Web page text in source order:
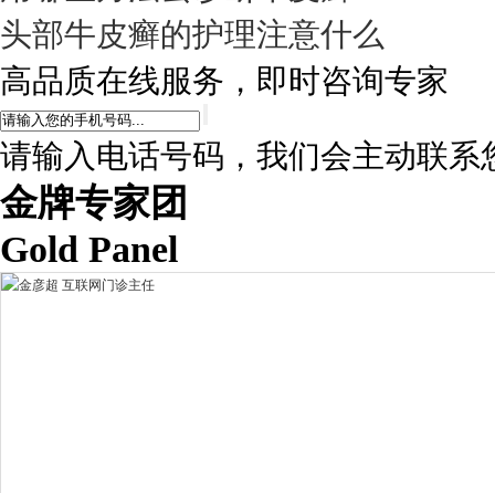
头部牛皮癣的护理注意什么
高品质在线服务，即时咨询专家
请输入电话号码，我们会主动联系
金牌专家团
Gold Panel